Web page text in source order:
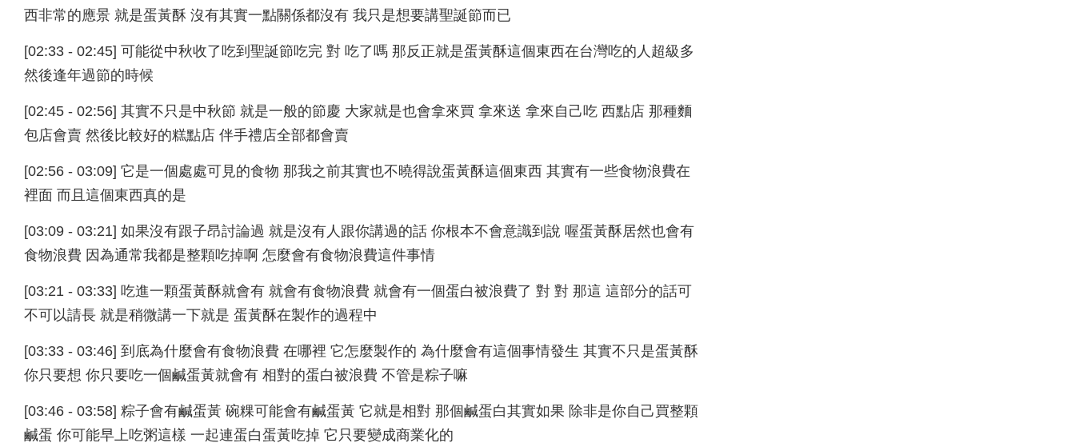
西非常的應景 就是蛋黃酥 沒有其實一點關係都沒有 我只是想要講聖誕節而已
[02:33 - 02:45] 可能從中秋收了吃到聖誕節吃完 對 吃了嗎 那反正就是蛋黃酥這個東西在台灣吃的人超級多
然後逢年過節的時候
[02:45 - 02:56] 其實不只是中秋節 就是一般的節慶 大家就是也會拿來買 拿來送 拿來自己吃 西點店 那種麵
包店會賣 然後比較好的糕點店 伴手禮店全部都會賣
[02:56 - 03:09] 它是一個處處可見的食物 那我之前其實也不曉得說蛋黃酥這個東西 其實有一些食物浪費在
裡面 而且這個東西真的是
[03:09 - 03:21] 如果沒有跟子昂討論過 就是沒有人跟你講過的話 你根本不會意識到說 喔蛋黃酥居然也會有
食物浪費 因為通常我都是整顆吃掉啊 怎麼會有食物浪費這件事情
[03:21 - 03:33] 吃進一顆蛋黃酥就會有 就會有食物浪費 就會有一個蛋白被浪費了 對 對 那這 這部分的話可
不可以請長 就是稍微講一下就是 蛋黃酥在製作的過程中
[03:33 - 03:46] 到底為什麼會有食物浪費 在哪裡 它怎麼製作的 為什麼會有這個事情發生 其實不只是蛋黃酥
你只要想 你只要吃一個鹹蛋黃就會有 相對的蛋白被浪費 不管是粽子嘛
[03:46 - 03:58] 粽子會有鹹蛋黃 碗粿可能會有鹹蛋黃 它就是相對 那個鹹蛋白其實如果 除非是你自己買整顆
鹹蛋 你可能早上吃粥這樣 一起連蛋白蛋黃吃掉 它只要變成商業化的